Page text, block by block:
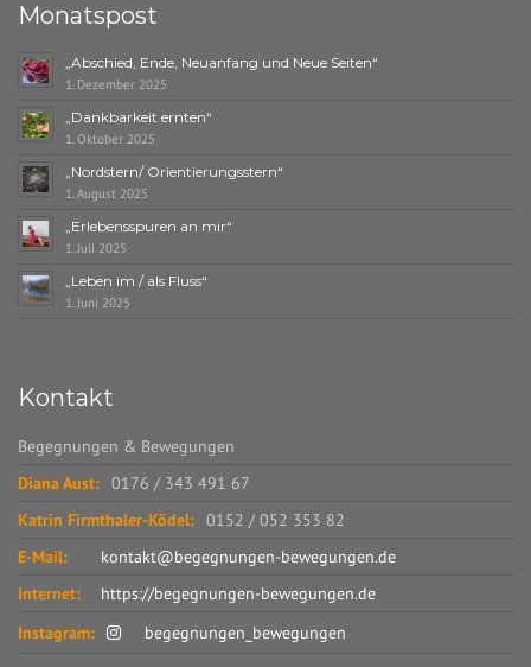
Monatspost
„Abschied, Ende, Neuanfang und Neue Seiten“
1. Dezember 2025
„Dankbarkeit ernten“
1. Oktober 2025
„Nordstern/ Orientierungsstern“
1. August 2025
„Erlebensspuren an mir“
1. Juli 2025
„Leben im / als Fluss“
1. Juni 2025
Kontakt
Begegnungen & Bewegungen
Diana Aust: 0176 / 343 491 67
Katrin Firmthaler-Ködel: 0152 / 052 353 82
E-Mail:
kontakt@begegnungen-bewegungen.de
Internet:
https://begegnungen-bewegungen.de
Instagram:
begegnungen_bewegungen